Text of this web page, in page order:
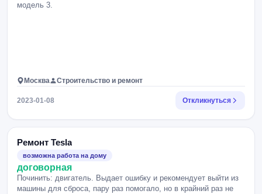
модель 3.
Москва Строительство и ремонт
2023-01-08 Откликнуться
Ремонт Tesla
возможна работа на дому
договорная
Починить: двигатель. Выдает ошибку и рекомендует выйти из
машины для сброса, пару раз помогало, но в крайний раз не